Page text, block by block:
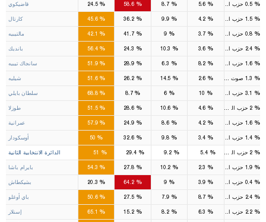
قاضيكوي %
24.5 %
58.6 %
8.7 % % حزب السعادة
كارتال %
45.6 %
36.2 %
9.9 % % حزب السعادة
مالتيبيه % %
41.7 %
9 % % حزب السعادة
بانديك %
56.4 % % % % حزب السعادة
سانجاك تيبيه %
51.9 %
28.9 % % % حزب السعادة
شيليه %
51.6 %
26.2 % % % صوت الشعب
سلطان بايلي %
68.8 %
8.7 %
6 % % حزب السعادة
طوزلا %
51.5 %
28.6 % % % حزب السعادة
عمرانية %
57.9 %
24.9 %
8.6 % % حزب السعادة
أوسكودار % %
32.6 %
9.8 % % حزب السعادة
الدائرة الانتخابية الثانية % %
29.4 %
9.2 % % حزب السعادة
بايرام باشا % %
27.8 % % % حزب السعادة
بشيكطاش % %
64.2 %
9 % % حزب السعادة
باي أوغلو %
50.6 %
27.5 %
7.9 % % حزب السعادة
إسنلار % %
15.2 %
8.2 % % حزب السعادة